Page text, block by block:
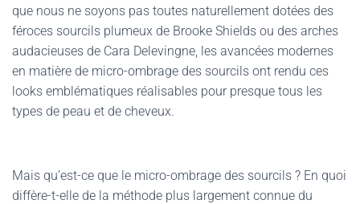
que nous ne soyons pas toutes naturellement dotées des
féroces sourcils plumeux de Brooke Shields ou des arches
audacieuses de Cara Delevingne, les avancées modernes
en matière de micro-ombrage des sourcils ont rendu ces
looks emblématiques réalisables pour presque tous les
types de peau et de cheveux.
Mais qu’est-ce que le micro-ombrage des sourcils ? En quoi
diffère-t-elle de la méthode plus largement connue du